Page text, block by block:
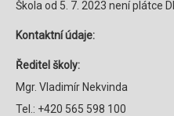
Škola od 5. 7. 2023 není plátce
Kontaktní údaje:
Ředitel školy:
Mgr. Vladimír Nekvinda
Tel.: +420 565 598 100